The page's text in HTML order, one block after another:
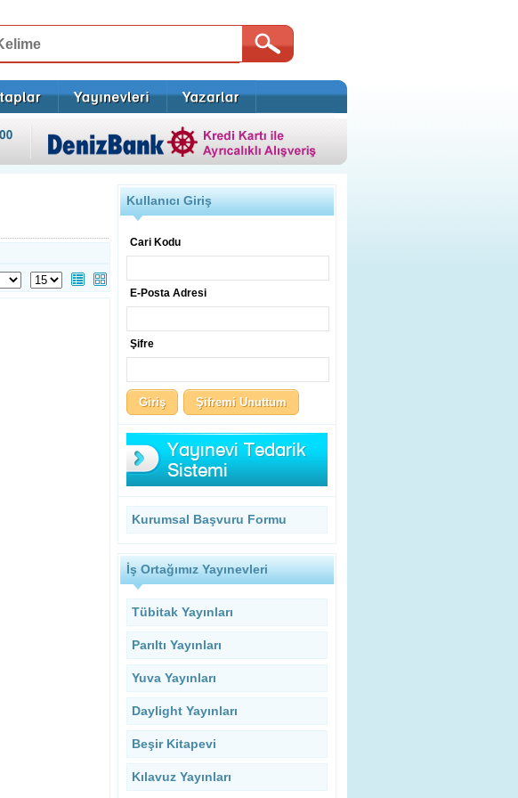
Kullanıcı Giriş
Cari Kodu
E-Posta Adresi
Şifre
Şifremi Unuttum
Kurumsal Başvuru Formu
İş Ortağımız Yayınevleri
Tübitak Yayınları
Parıltı Yayınları
Yuva Yayınları
Daylight Yayınları
Beşir Kitapevi
Kılavuz Yayınları